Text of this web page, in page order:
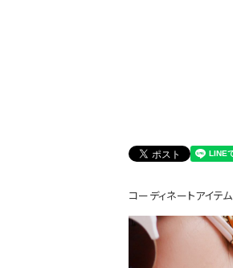
コーディネートアイテム